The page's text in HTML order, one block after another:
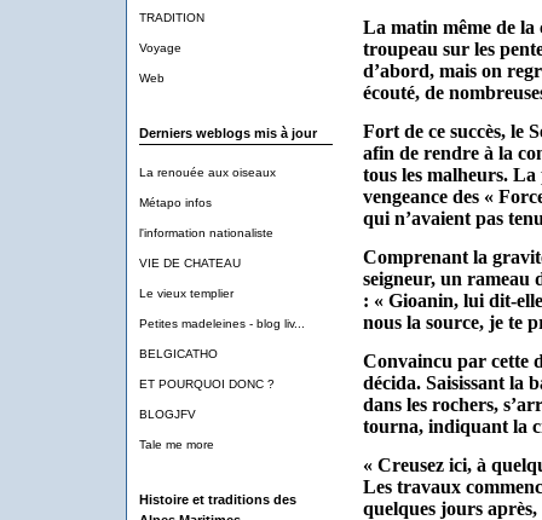
TRADITION
Voyage
Web
Derniers weblogs mis à jour
La renouée aux oiseaux
Métapo infos
l'information nationaliste
VIE DE CHATEAU
Le vieux templier
Petites madeleines - blog liv...
BELGICATHO
ET POURQUOI DONC ?
BLOGJFV
Tale me more
Histoire et traditions des
La matin même de la
troupeau sur les
d’abord, mais on
écouté, de
Fort de ce succès, le
afin de rendre à la
tous les malheurs.
vengeance des «
qui n’avaient pas
Comprenant la
seigneur, un rameau
: « Gioanin, lui dit-
nous la source, je te
Convaincu par cette
décida. Saisissant la
dans les rochers,
tourna, indiquant la
« Creusez ici, à
Les travaux
quelques jours